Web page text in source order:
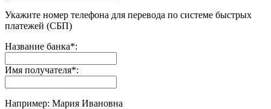
Укажите номер телефона для перевода по системе быстрых
платежей (СБП)
Название банка*:
Имя получателя*:
Например: Мария Ивановна